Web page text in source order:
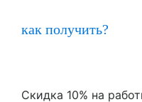
как получить?
Скидка 10% на